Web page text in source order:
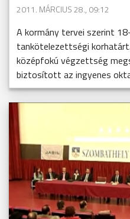
2011. MÁRCIUS 28., 09:12
A kormány tervei szerint
tankötelezettségi
középfokú végzettség
biztosított az ingyenes